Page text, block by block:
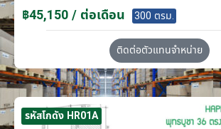
฿45,150 / ต่อเดือน 300 ตรม.
ติดต่อตัวแทนจำหน่าย
รหัสโกดัง HR01A